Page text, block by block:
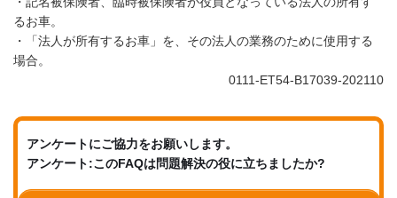
るお車。
・「法人が所有するお車」を、その法人の業務のために使用する
場合。
0111-ET54-B17039-202110
アンケートにご協力をお願いします。
アンケート:このFAQは問題解決の役に立ちましたか?